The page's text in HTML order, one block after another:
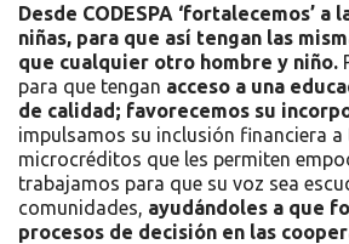
Desde CODESPA ‘fortalecemos’ a
niñas, para que así tengan las
que cualquier otro hombre y niño.
para que tengan acceso a una
de calidad; favorecemos su
impulsamos su inclusión financiera a
microcréditos que les permiten
trabajamos para que su voz sea
comunidades, ayudándoles a que
procesos de decisión en las